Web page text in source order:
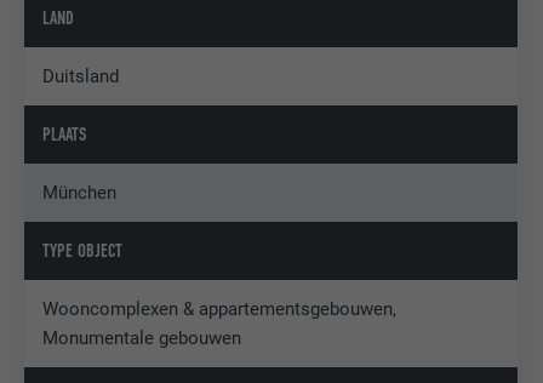
LAND
Duitsland
PLAATS
München
TYPE OBJECT
Wooncomplexen & appartementsgebouwen,
Monumentale gebouwen